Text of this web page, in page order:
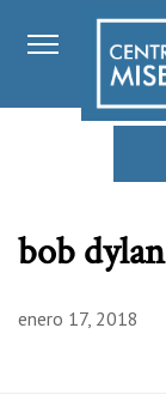
bob dylan
enero 17, 2018